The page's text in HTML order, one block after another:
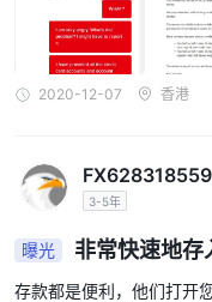
2020-12-07 香港
3-5年
曝光 非常快速地存
存款都是便利，他们打开